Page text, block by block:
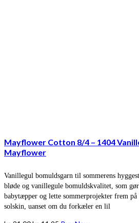
Mayflower Cotton 8/4 – 1404
Mayflower
Vanillegul bomuldsgarn til sommerens
bløde og vanillegule bomuldskvalitet, som
babytæpper og lette sommerprojekter frem på
solskin, uanset om du forkæler en lil